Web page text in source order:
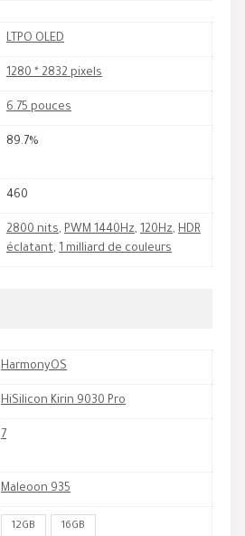
LTPO OLED
1280 * 2832 pixels
6.75 pouces
89.7%
460
2800 nits, PWM 1440Hz, 120Hz, HDR
éclatant, 1 milliard de couleurs
HarmonyOS
HiSilicon Kirin 9030 Pro
7
Maleoon 935
12GB 16GB